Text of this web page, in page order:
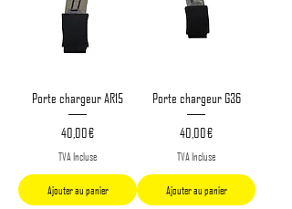
Porte chargeur AR15
Prix
40,00 €
TVA Incluse
Ajouter au panier
Porte chargeur G36
Prix
40,00 €
TVA Incluse
Ajouter au panier